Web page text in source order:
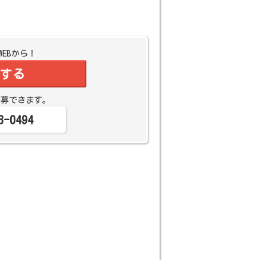
から！
る
できます。
0494